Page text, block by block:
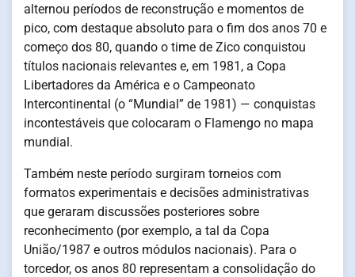
alternou períodos de reconstrução e momentos de
pico, com destaque absoluto para o fim dos anos 70 e
começo dos 80, quando o time de Zico conquistou
títulos nacionais relevantes e, em 1981, a Copa
Libertadores da América e o Campeonato
Intercontinental (o “Mundial” de 1981) — conquistas
incontestáveis que colocaram o Flamengo no mapa
mundial.
Também neste período surgiram torneios com
formatos experimentais e decisões administrativas
que geraram discussões posteriores sobre
reconhecimento (por exemplo, a tal da Copa
União/1987 e outros módulos nacionais). Para o
torcedor, os anos 80 representam a consolidação do